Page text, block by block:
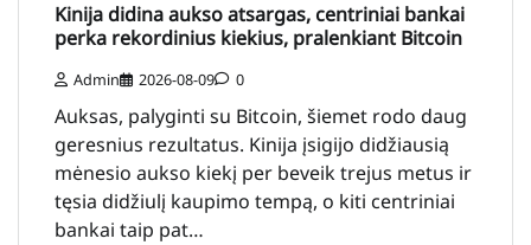
Kinija didina aukso atsargas, centriniai bankai
perka rekordinius kiekius, pralenkiant Bitcoin
Admin 2026-08-09 0
Auksas, palyginti su Bitcoin, šiemet rodo daug
geresnius rezultatus. Kinija įsigijo didžiausią
mėnesio aukso kiekį per beveik trejus metus ir
tęsia didžiulį kaupimo tempą, o kiti centriniai
bankai taip pat…